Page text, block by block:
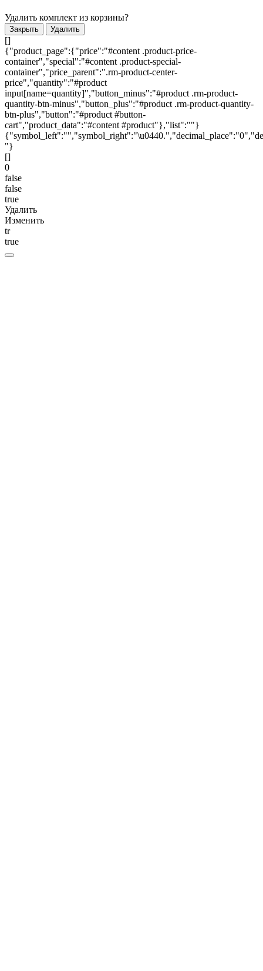
Удалить комплект из корзины?
Закрыть Удалить
[]
{"product_page":{"price":"#content .product-price-
container","special":"#content .product-special-
container","price_parent":".rm-product-center-
price","quantity":"#product
input[name=quantity]","button_minus":"#product .rm-product-
quantity-btn-minus","button_plus":"#product .rm-product-quantity-
btn-plus","button":"#product #button-
cart","product_data":"#content #product"},"list":""}
"}
[]
0
false
false
true
Удалить
Изменить
tr
true